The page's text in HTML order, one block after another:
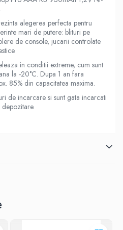
alegerea perfecta pentru
mari de putere: blituri pe
de console, jucarii controlate
in conditii extreme, cum sunt
la -20°C. Dupa 1 an fara
85% din capacitatea maxima.
de incarcare si sunt gata incarcati